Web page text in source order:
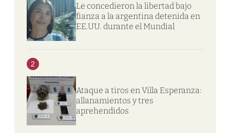
Le concedieron la libertad bajo
fianza a la argentina detenida en
EE.UU. durante el Mundial
2
Ataque a tiros en Villa Esperanza:
allanamientos y tres
aprehendidos